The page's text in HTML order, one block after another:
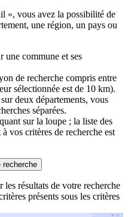
», vous avez la possibilité de
une région, un pays ou
une commune et ses
de recherche compris entre
sélectionnée est de 10 km).
deux départements, vous
séparées.
sur la loupe ; la liste des
vos critères de recherche est
recherche
résultats de votre recherche
présents sous les critères